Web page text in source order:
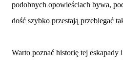
podobnych opowieściach bywa,
dość szybko przestają przebiegać
Warto poznać historię tej eskapady